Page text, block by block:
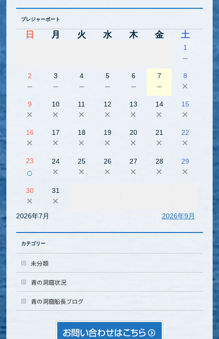
プレジャーボート
日 月 火 水 木 金 土
1
－
2
－
3
－
4
－
5
－
6
－
7
－
8
×
9
×
10
×
11
×
12
×
13
×
14
×
15
×
16
×
17
×
18
×
19
×
20
×
21
×
22
×
23
○
24
×
25
×
26
×
27
×
28
×
29
×
30
×
31
×
2026年7月 2026年9月
カテゴリー
未分類
青の洞窟状況
青の洞窟船長ブログ